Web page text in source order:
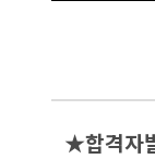
★합격자